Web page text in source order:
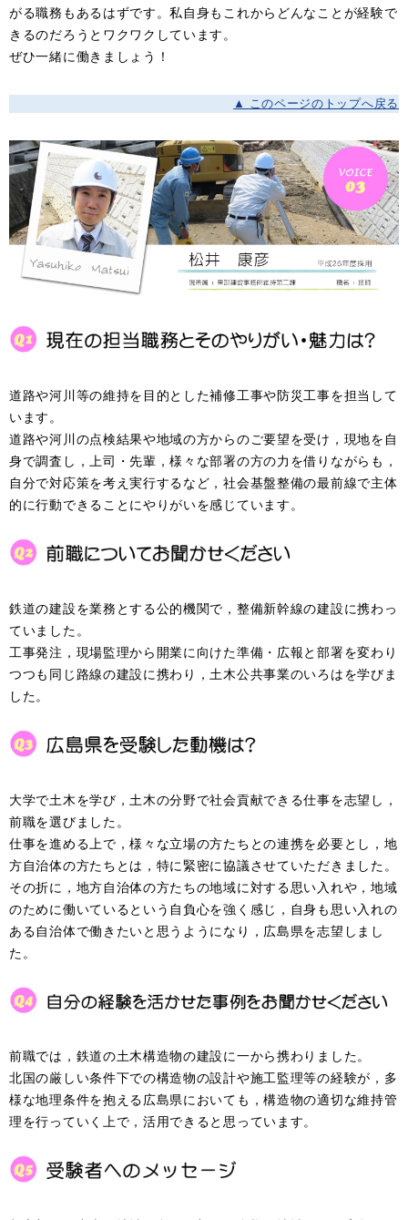
がる職務もあるはずです。私自身もこれからどんなことが経験で
きるのだろうとワクワクしています。
ぜひ一緒に働きましょう！
▲ このページのトップへ戻る
道路や河川等の維持を目的とした補修工事や防災工事を担当して
います。
道路や河川の点検結果や地域の方からのご要望を受け，現地を自
身で調査し，上司・先輩，様々な部署の方の力を借りながらも，
自分で対応策を考え実行するなど，社会基盤整備の最前線で主体
的に行動できることにやりがいを感じています。
鉄道の建設を業務とする公的機関で，整備新幹線の建設に携わっ
ていました。
工事発注，現場監理から開業に向けた準備・広報と部署を変わり
つつも同じ路線の建設に携わり，土木公共事業のいろはを学びま
した。
大学で土木を学び，土木の分野で社会貢献できる仕事を志望し，
前職を選びました。
仕事を進める上で，様々な立場の方たちとの連携を必要とし，地
方自治体の方たちとは，特に緊密に協議させていただきました。
その折に，地方自治体の方たちの地域に対する思い入れや，地域
のために働いているという自負心を強く感じ，自身も思い入れの
ある自治体で働きたいと思うようになり，広島県を志望しまし
た。
前職では，鉄道の土木構造物の建設に一から携わりました。
北国の厳しい条件下での構造物の設計や施工監理等の経験が，多
様な地理条件を抱える広島県においても，構造物の適切な維持管
理を行っていく上で，活用できると思っています。